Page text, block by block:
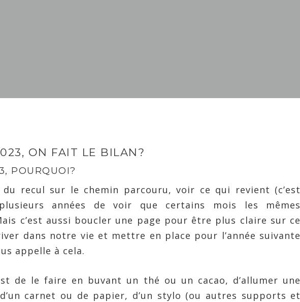
ON FAIT LE BILAN?
POURQUOI?
du recul sur le chemin parcouru, voir ce qui revient (c’est
années de voir que certains mois les mêmes
c’est aussi boucler une page pour être plus claire sur ce
dans notre vie et mettre en place pour l’année suivante
appelle à cela.
de le faire en buvant un thé ou un cacao, d’allumer une
carnet ou de papier, d’un stylo (ou autres supports et